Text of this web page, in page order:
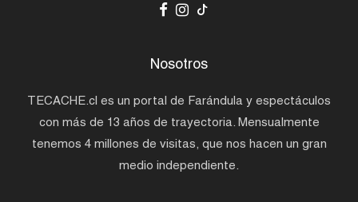
Nosotros
TECACHE.cl es un portal de Farándula y espectáculos
con más de 13 años de trayectoria. Mensualmente
tenemos 4 millones de visitas, que nos hacen un gran
medio independiente.